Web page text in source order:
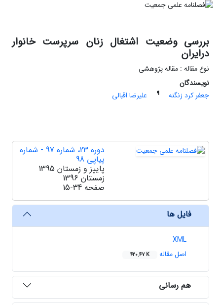
بررسی وضعیت اشتغال زنان سرپرست خانوار
درایران
نوع مقاله : مقاله پژوهشی
نویسندگان
جعفر کرد زنگنه
¶ علیرضا اقبالی
دوره 23، شماره 97 - شماره
پیاپی 98
پاییز و زمستان 1395
زمستان 1396
صفحه 15-34
فایل ها
XML
اصل مقاله
420.47 K
هم رسانی